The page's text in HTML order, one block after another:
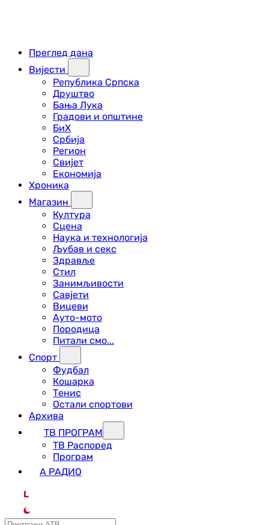
Преглед дана
Вијести
Република Српска
Друштво
Бања Лука
Градови и општине
БиХ
Србија
Регион
Свијет
Економија
Хроника
Магазин
Култура
Сцена
Наука и технологија
Љубав и секс
Здравље
Стил
Занимљивости
Савјети
Вицеви
Ауто-мото
Породица
Питали смо...
Спорт
Фудбал
Кошарка
Тенис
Остали спортови
Архива
ТВ ПРОГРАМ
ТВ Распоред
Програм
А РАДИО
L